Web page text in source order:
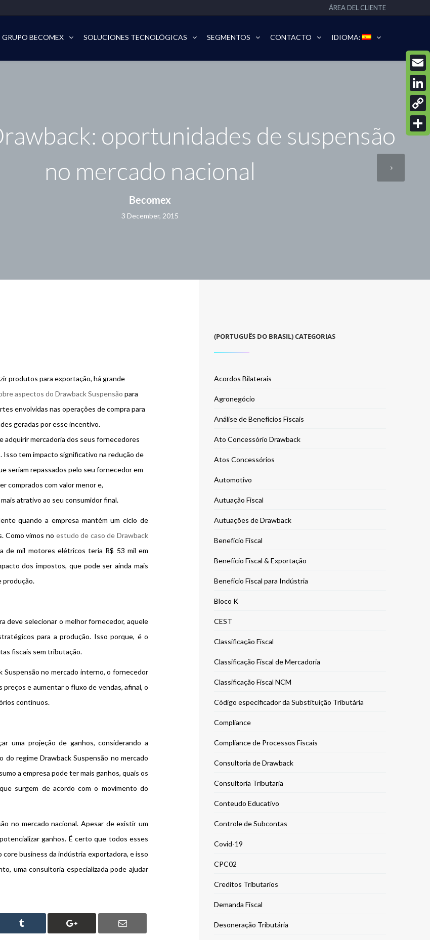
ÁREA DEL CLIENTE
GRUPO BECOMEX SOLUCIONES TECNOLÓGICAS SEGMENTOS CONTACTO IDIOMA:
oportunidades de suspensão
no mercado nacional
Becomex
3 December, 2015
produtos para exportação, há grande
aspectos do Drawback Suspensão para
envolvidas nas operações de compra para
geradas por esse incentivo.
adquirir mercadoria dos seus fornecedores
Isso tem impacto significativo na redução de
seriam repassados pelo seu fornecedor em
comprados com valor menor e,
atrativo ao seu consumidor final.
quando a empresa mantém um ciclo de
Como vimos no estudo de caso de Drawback
de mil motores elétricos teria R$ 53 mil em
dos impostos, que pode ser ainda mais
produção.
deve selecionar o melhor fornecedor, aquele
para a produção. Isso porque, é o
fiscais sem tributação.
Suspensão no mercado interno, o fornecedor
e aumentar o fluxo de vendas, afinal, o
contínuos.
uma projeção de ganhos, considerando a
regime Drawback Suspensão no mercado
a empresa pode ter mais ganhos, quais os
surgem de acordo com o movimento do
no mercado nacional. Apesar de existir um
ganhos. É certo que todos esses
business da indústria exportadora, e isso
uma consultoria especializada pode ajudar
(PORTUGUÊS DO BRASIL) CATEGORIAS
Acordos Bilaterais
Agronegócio
Análise de Benefícios Fiscais
Ato Concessório Drawback
Atos Concessórios
Automotivo
Autuação Fiscal
Autuações de Drawback
Benefício Fiscal
Benefício Fiscal & Exportação
Benefício Fiscal para Indústria
Bloco K
CEST
Classificação Fiscal
Classificação Fiscal de Mercadoria
Classificação Fiscal NCM
Código especificador da Substituição Tributária
Compliance
Compliance de Processos Fiscais
Consultoria de Drawback
Consultoria Tributaria
Conteudo Educativo
Controle de Subcontas
Covid-19
CPC02
Creditos Tributarios
Demanda Fiscal
Desoneração Tributária
Email
Copy
Link